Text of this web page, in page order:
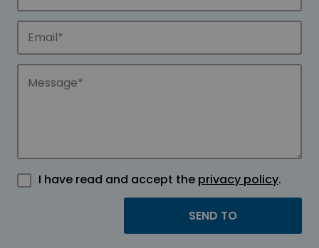
I have read and accept the privacy policy.